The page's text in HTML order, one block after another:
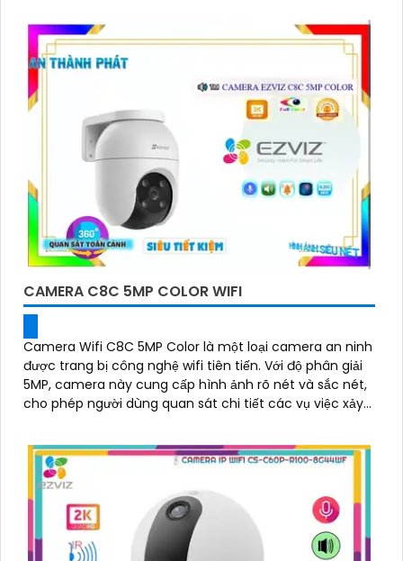
CAMERA C8C 5MP COLOR WIFI
Camera Wifi C8C 5MP Color là một loại camera an ninh
được trang bị công nghệ wifi tiên tiến. Với độ phân giải
5MP, camera này cung cấp hình ảnh rõ nét và sắc nét,
cho phép người dùng quan sát chi tiết các vụ việc xảy